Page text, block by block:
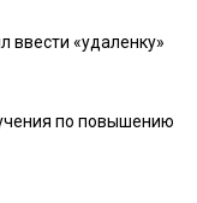
ввести «удаленку»
по повышению